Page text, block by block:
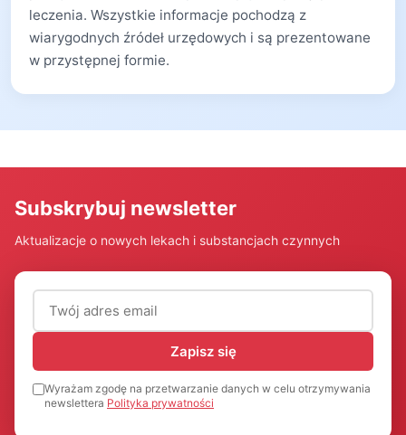
leczenia. Wszystkie informacje pochodzą z
wiarygodnych źródeł urzędowych i są prezentowane
w przystępnej formie.
Subskrybuj newsletter
Aktualizacje o nowych lekach i substancjach czynnych
Adres email (wymagany)
Zapisz się
Wyrażam zgodę na przetwarzanie danych w celu otrzymywania
newslettera Polityka prywatności